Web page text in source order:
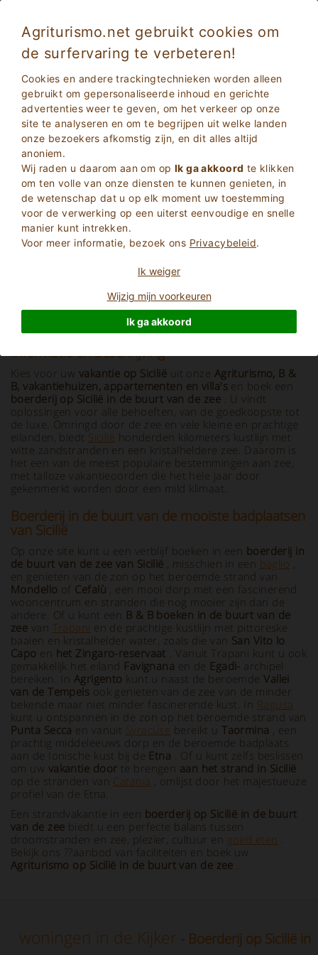
Agriturismo.net gebruikt cookies om
de surfervaring te verbeteren!
Cookies en andere trackingtechnieken worden alleen
gebruikt om gepersonaliseerde inhoud en gerichte
advertenties weer te geven, om het verkeer op onze
site te analyseren en om te begrijpen uit welke landen
onze bezoekers afkomstig zijn, en dit alles altijd
anoniem.
Wij raden u daarom aan om op Ik ga akkoord te klikken
om ten volle van onze diensten te kunnen genieten, in
de wetenschap dat u op elk moment uw toestemming
voor de verwerking op een uiterst eenvoudige en snelle
manier kunt intrekken.
Voor meer informatie, bezoek ons Privacybeleid.
Ik weiger
Wijzig mijn voorkeuren
Ik ga akkoord
Vakantie op Sicilië in Agriturismo in de buurt
van de zee
2Volwassenen
0Kinderen ZOEKEN
Informatie en beschrijving
Kies voor uw vakantie op Sicilië uit onze Agriturismo, B &
B, vakantiehuizen, appartementen en villa's en boek een
boerderij op Sicilië in de buurt van de zee . U vindt
oplossingen voor alle behoeften, van de goedkoopste tot
de luxe. Omringd door de zee en vele kleine en prachtige
eilanden, biedt Sicilië honderden kilometers kustlijn met
witte zandstranden en een kristalheldere zee. Daarom is
het een van de meest populaire bestemmingen aan zee,
met talloze vakantieoorden die het hele jaar door
gekenmerkt worden door een mild klimaat.
Boerderij in de buurt van de mooiste badplaatsen
van Sicilië
Op onze site kunt u een verblijf boeken in een boerderij in
de buurt van de zee van Sicilië , misschien in een baglio ,
en genieten van de zon op het beroemde strand van
Mondello of Cefalù , een mooi dorp met een fascinerend
wooncentrum en stranden die nog mooier zijn dan de
andere. Of u kunt een B & B boeken in de buurt van de
zee van Trapani en de prachtige kustlijn met pittoreske
baaien en kristalhelder water, zoals die van San Vito lo
Capo en het Zingaro-reservaat . Vanuit Trapani kunt u ook
gemakkelijk het eiland Favignana en de Egadi- archipel
bereiken. In Agrigento kunt u naast de beroemdeVallei
van de Tempels ook genieten van de zee van de minder
bekende maar niet minder fascinerende kust. In Ragusa
kunt u ontspannen in de zon op het beroemde strand van
Punta Secca en vanuit Syracuse bereikt uTaormina , een
prachtig middeleeuws dorp en de beroemde badplaats
aan de Ionische kust bij de Etna . Of u kunt zelfs beslissen
om uw vakantie door te brengen aan het strand in Sicilië
op de stranden van Catania , omlijst door het majestueuze
profiel van de Etna.
Een strandvakantie in een boerderij op Sicilië in de buurt
van de zee biedt u een perfecte balans tussen
droomstranden en zee, plezier, cultuur en goed eten .
Bekijk ons ??aanbod van faciliteiten en boek uw
Agriturismo op Sicilië in de buurt van de zee .
woningen in de Kijker - Boerderij op Sicilië in